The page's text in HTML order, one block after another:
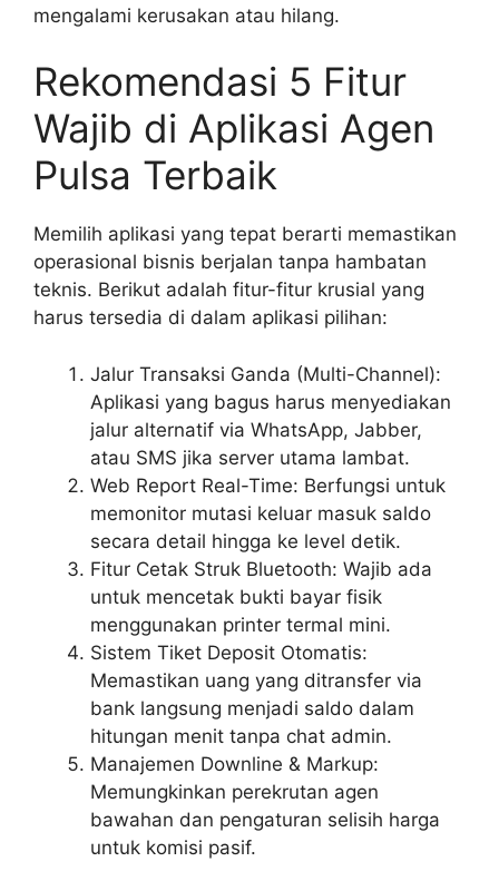
mengalami kerusakan atau hilang.
Rekomendasi 5 Fitur
Wajib di Aplikasi Agen
Pulsa Terbaik
Memilih aplikasi yang tepat berarti memastikan
operasional bisnis berjalan tanpa hambatan
teknis. Berikut adalah fitur-fitur krusial yang
harus tersedia di dalam aplikasi pilihan:
Jalur Transaksi Ganda (Multi-Channel):
Aplikasi yang bagus harus menyediakan
jalur alternatif via WhatsApp, Jabber,
atau SMS jika server utama lambat.
Web Report Real-Time: Berfungsi untuk
memonitor mutasi keluar masuk saldo
secara detail hingga ke level detik.
Fitur Cetak Struk Bluetooth: Wajib ada
untuk mencetak bukti bayar fisik
menggunakan printer termal mini.
Sistem Tiket Deposit Otomatis:
Memastikan uang yang ditransfer via
bank langsung menjadi saldo dalam
hitungan menit tanpa chat admin.
Manajemen Downline & Markup:
Memungkinkan perekrutan agen
bawahan dan pengaturan selisih harga
untuk komisi pasif.